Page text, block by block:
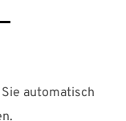
automatisch